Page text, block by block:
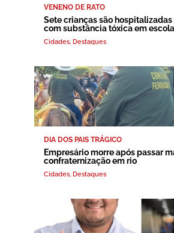
VENENO DE RATO
Sete crianças são
com substância tóxica em
Cidades, Destaques
DIA DOS PAIS TRÁGICO
Empresário morre após passar
confraternização em rio
Cidades, Destaques